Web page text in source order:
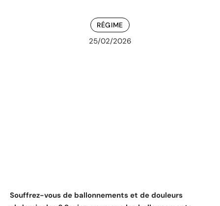
RÉGIME
25/02/2026
Souffrez-vous de ballonnements et de douleurs